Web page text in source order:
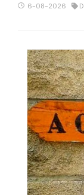
6-08-2026